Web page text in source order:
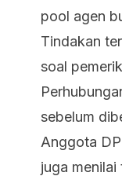
pool agen
Tindakan
soal
sebelum
Anggota
juga